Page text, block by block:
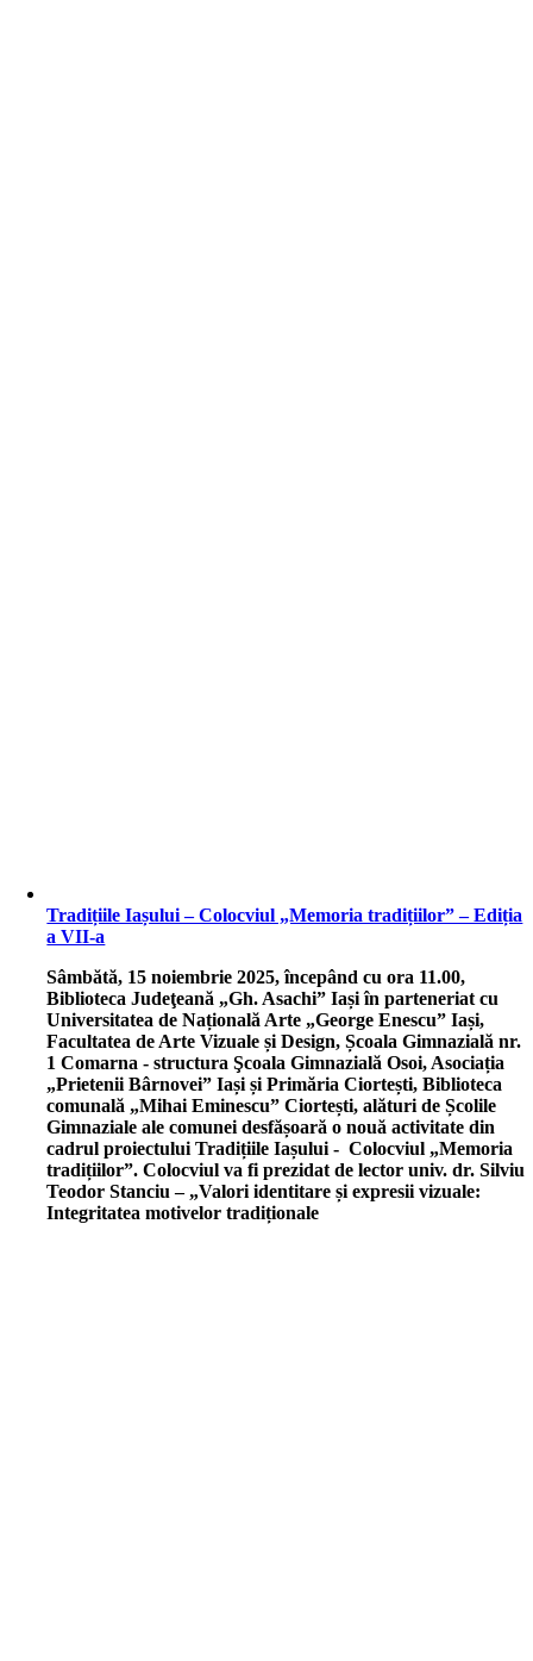
Tradițiile Iașului – Colocviul „Memoria tradițiilor” – Ediția
a VII-a
Sâmbătă, 15 noiembrie 2025, începând cu ora 11.00,
Biblioteca Judeţeană „Gh. Asachi” Iași în parteneriat cu
Universitatea de Națională Arte „George Enescu” Iași,
Facultatea de Arte Vizuale și Design, Școala Gimnazială nr.
1 Comarna - structura Şcoala Gimnazială Osoi, Asociația
„Prietenii Bârnovei” Iași și Primăria Ciortești, Biblioteca
comunală „Mihai Eminescu” Ciortești, alături de Școlile
Gimnaziale ale comunei desfășoară o nouă activitate din
cadrul proiectului Tradițiile Iașului - Colocviul „Memoria
tradițiilor”. Colocviul va fi prezidat de lector univ. dr. Silviu
Teodor Stanciu – „Valori identitare și expresii vizuale:
Integritatea motivelor tradiționale